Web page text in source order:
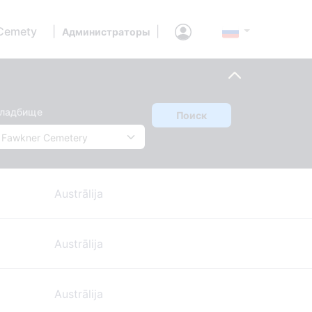
Администраторы
Поиск
Austrālija
Austrālija
Austrālija